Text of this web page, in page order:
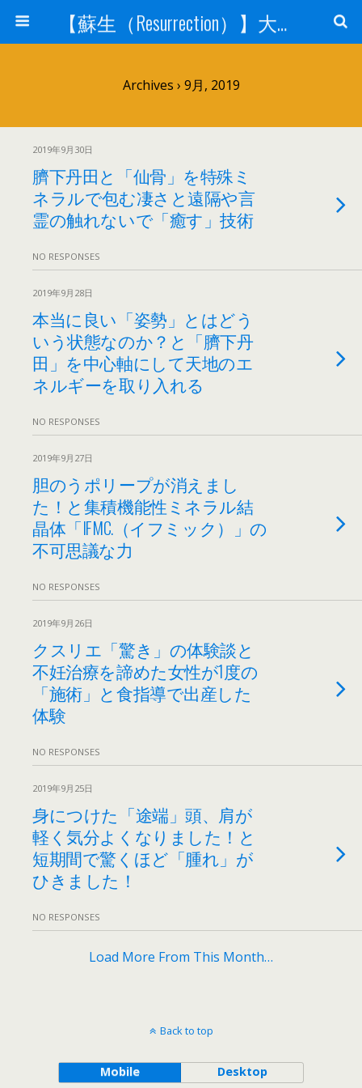
【蘇生（Resurrection）】大宇宙と人体の神秘を紐解く
Archives › 9月, 2019
2019年9月30日
臍下丹田と「仙骨」を特殊ミ
ネラルで包む凄さと遠隔や言
霊の触れないで「癒す」技術
NO RESPONSES
2019年9月28日
本当に良い「姿勢」とはどう
いう状態なのか？と「臍下丹
田」を中心軸にして天地のエ
ネルギーを取り入れる
NO RESPONSES
2019年9月27日
胆のうポリープが消えまし
た！と集積機能性ミネラル結
晶体「IFMC.（イフミック）」の
不可思議な力
NO RESPONSES
2019年9月26日
クスリエ「驚き」の体験談と
不妊治療を諦めた女性が1度の
「施術」と食指導で出産した
体験
NO RESPONSES
2019年9月25日
身につけた「途端」頭、肩が
軽く気分よくなりました！と
短期間で驚くほど「腫れ」が
ひきました！
NO RESPONSES
Load More From This Month…
Back to top
Mobile Desktop